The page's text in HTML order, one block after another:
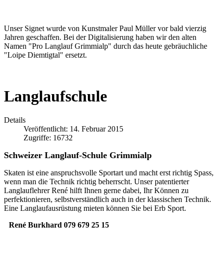
Unser Signet wurde von Kunstmaler Paul Müller vor bald vierzig
Jahren geschaffen. Bei der Digitalisierung haben wir den alten
Namen "Pro Langlauf Grimmialp" durch das heute gebräuchliche
"Loipe Diemtigtal" ersetzt.
Langlaufschule
Details
Veröffentlicht: 14. Februar 2015
Zugriffe: 16732
Schweizer Langlauf-Schule Grimmialp
Skaten ist eine anspruchsvolle Sportart und macht erst richtig Spass,
wenn man die Technik richtig beherrscht. Unser patentierter
Langlauflehrer René hilft Ihnen gerne dabei, Ihr Können zu
perfektionieren, selbstverständlich auch in der klassischen Technik.
Eine Langlaufausrüstung mieten können Sie bei Erb Sport.
René Burkhard 079 679 25 15